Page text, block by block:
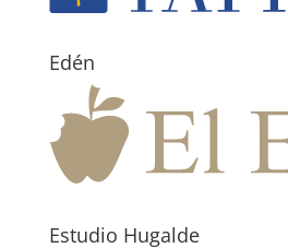
Edén
Estudio Hugalde